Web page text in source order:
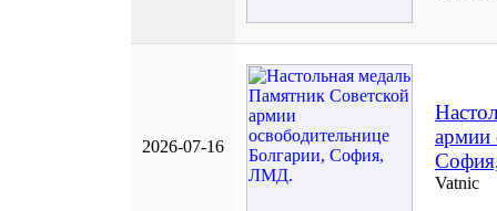
2026-07-16
армии
Vatnic